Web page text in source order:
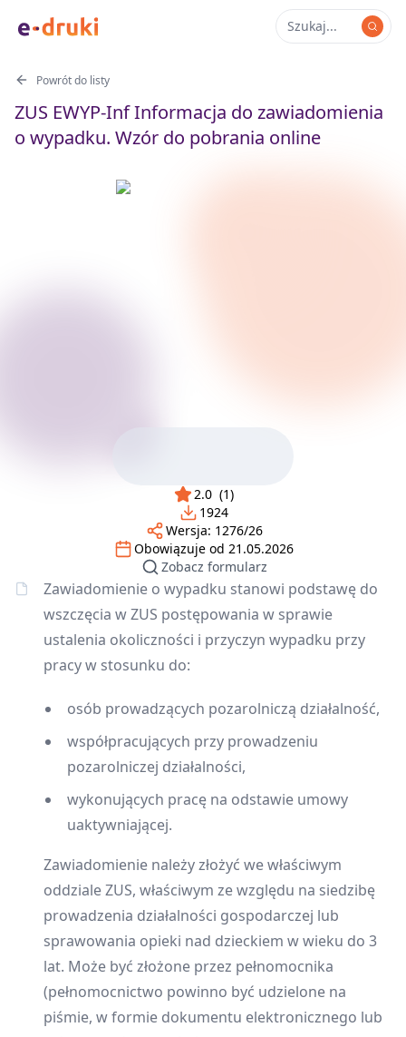
Powrót do listy
ZUS EWYP-Inf Informacja do zawiadomienia
o wypadku. Wzór do pobrania online
2.0 (1)
1924
Wersja: 1276/26
Obowiązuje od 21.05.2026
Zobacz formularz
Zawiadomienie o wypadku stanowi podstawę do
wszczęcia w ZUS postępowania w sprawie
ustalenia okoliczności i przyczyn wypadku przy
pracy w stosunku do:
osób prowadzących pozarolniczą działalność,
współpracujących przy prowadzeniu
pozarolniczej działalności,
wykonujących pracę na odstawie umowy
uaktywniającej.
Zawiadomienie należy złożyć we właściwym
oddziale ZUS, właściwym ze względu na siedzibę
prowadzenia działalności gospodarczej lub
sprawowania opieki nad dzieckiem w wieku do 3
lat. Może być złożone przez pełnomocnika
(pełnomocnictwo powinno być udzielone na
piśmie, w formie dokumentu elektronicznego lub